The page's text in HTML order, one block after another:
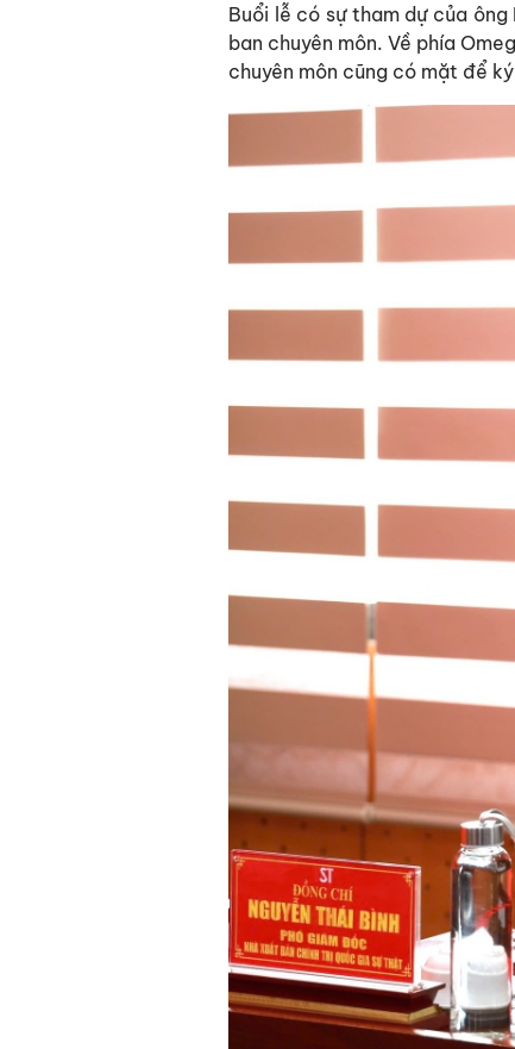
Buổi lễ có sự tham dự của
ban chuyên môn. Về phía
chuyên môn cũng có mặt để